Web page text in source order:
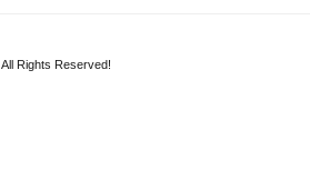
All Rights Reserved!